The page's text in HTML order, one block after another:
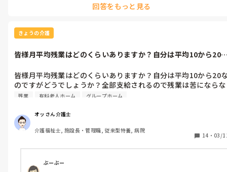
回答をもっと見る
きょうの介護
皆様月平均残業はどのくらいありますか？自分は平均10から20
皆様月平均残業はどのくらいありますか？自分は平均10から20
のですがどうでしょうか？全部支給されるので残業は苦にならな
いのですが他の事業所ではどうなのか？気になります
残業 有料老人ホーム グループホーム
オッさん介護士
介護福祉士, 施設長・管理職, 従来型特養, 病院
14 ・ 03/
ぶーぶー